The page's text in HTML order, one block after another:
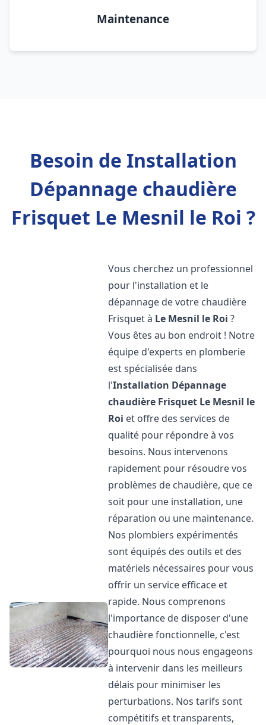
Maintenance
Besoin de Installation
Dépannage chaudière
Frisquet Le Mesnil le Roi ?
Vous cherchez un professionnel
pour l'installation et le
dépannage de votre chaudière
Frisquet à Le Mesnil le Roi ?
Vous êtes au bon endroit ! Notre
équipe d'experts en plomberie
est spécialisée dans
l'Installation Dépannage
chaudière Frisquet Le Mesnil le
Roi et offre des services de
qualité pour répondre à vos
besoins. Nous intervenons
rapidement pour résoudre vos
problèmes de chaudière, que ce
soit pour une installation, une
réparation ou une maintenance.
Nos plombiers expérimentés
sont équipés des outils et des
matériels nécessaires pour vous
offrir un service efficace et
rapide. Nous comprenons
l'importance de disposer d'une
chaudière fonctionnelle, c'est
pourquoi nous nous engageons
à intervenir dans les meilleurs
délais pour minimiser les
perturbations. Nos tarifs sont
compétitifs et transparents,